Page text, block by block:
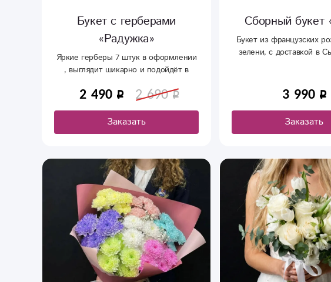
Букет с герберами
«Радужка»
Яркие герберы 7 штук в оформлении
, выглядит шикарно и подойдёт в
родственникам
2 490 2 690
Заказать
Сборный букет
Букет из французских
зелени, с доставкой в
3 990
Заказать